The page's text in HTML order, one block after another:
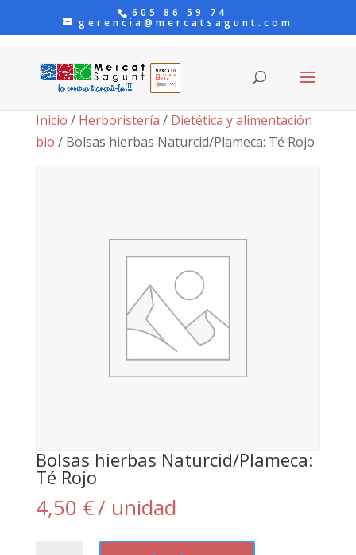
605 86 59 74
gerencia@mercatsagunt.com
Inicio / Herboristería / Dietética y alimentación
bio / Bolsas hierbas Naturcid/Plameca: Té Rojo
Bolsas hierbas Naturcid/Plameca:
Té Rojo
4,50 €/ unidad